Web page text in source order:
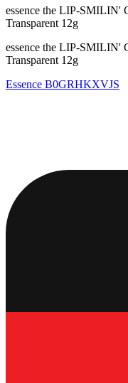
essence the LIP-SMILIN'
Transparent 12g
essence the LIP-SMILIN'
Transparent 12g
Essence B0GRHKXVJS